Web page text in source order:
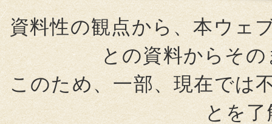
資料性の観点から、本ウェ
との資料からそ
このため、一部、現在では
とを